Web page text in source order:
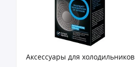
Аксессуары для холодильников